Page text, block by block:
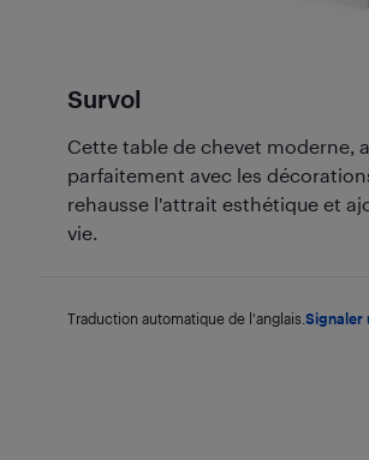
Survol
Cette table de chevet moderne,
parfaitement avec les
rehausse l'attrait esthétique et
vie.
Traduction automatique de l'anglais. Signaler